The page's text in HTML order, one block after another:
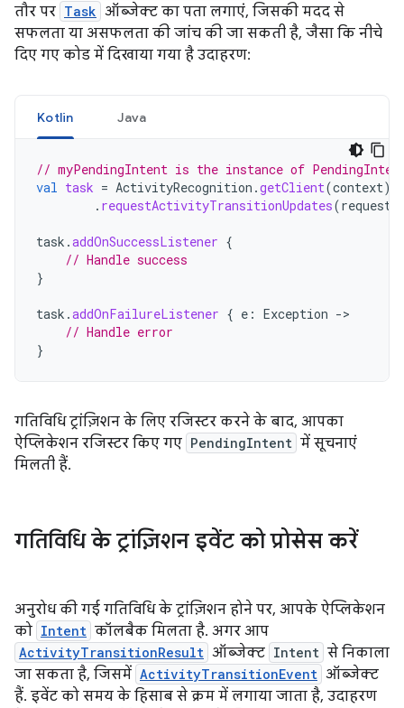
तौर पर Task ऑब्जेक्ट का पता लगाएं, जिसकी मदद से
सफलता या असफलता की जांच की जा सकती है, जैसा कि नीचे
दिए गए कोड में दिखाया गया है उदाहरण:
Kotlin Java
// myPendingIntent is the instance of
val task = ActivityRecognition .getClient(context)
. requestActivityTransitionUpdates(request
task .addOnSuccessListener {
// Handle success
}
task .addOnFailureListener { e : Exception ->
// Handle error
}
गतिविधि ट्रांज़िशन के लिए रजिस्टर करने के बाद, आपका
ऐप्लिकेशन रजिस्टर किए गए PendingIntent में सूचनाएं
मिलती हैं.
गतिविधि के ट्रांज़िशन इवेंट को प्रोसेस करें
अनुरोध की गई गतिविधि के ट्रांज़िशन होने पर, आपके ऐप्लिकेशन
को Intent कॉलबैक मिलता है. अगर आप
ActivityTransitionResult ऑब्जेक्ट Intent से निकाला
जा सकता है, जिसमें ActivityTransitionEvent ऑब्जेक्ट
हैं. इवेंट को समय के हिसाब से क्रम में लगाया जाता है, उदाहरण